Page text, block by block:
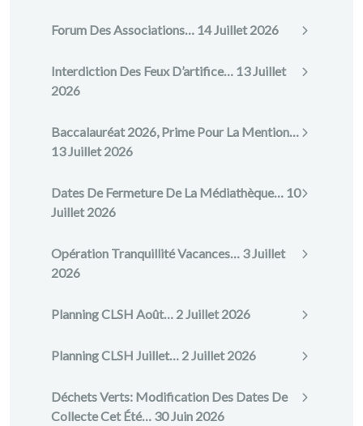
Forum Des Associations… 14 Juillet 2026
Interdiction Des Feux D’artifice… 13 Juillet
2026
Baccalauréat 2026, Prime Pour La Mention…
13 Juillet 2026
Dates De Fermeture De La Médiathèque… 10
Juillet 2026
Opération Tranquillité Vacances… 3 Juillet
2026
Planning CLSH Août… 2 Juillet 2026
Planning CLSH Juillet… 2 Juillet 2026
Déchets Verts: Modification Des Dates De
Collecte Cet Été… 30 Juin 2026